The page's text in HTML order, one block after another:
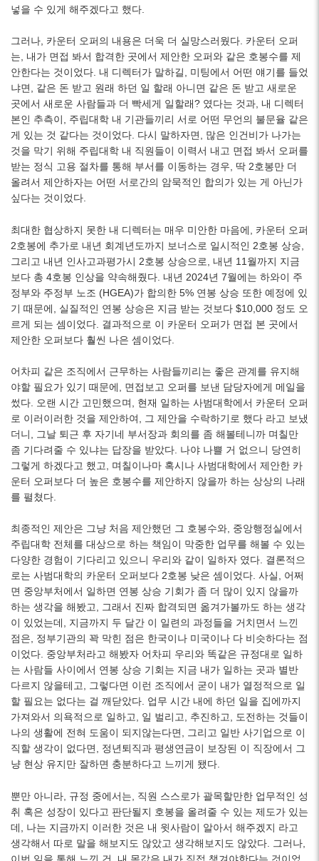
넣을 수 있게 해주겠다고 했다.
그러나, 카운터 오퍼의 내용은 더욱 더 실망스러웠다. 카운터 오퍼
는, 내가 면접 봐서 합격한 곳에서 제안한 오퍼와 같은 호봉수를 제
안한다는 것이었다. 내 디렉터가 말하길, 미팅에서 어떤 얘기를 들었
냐면, 같은 돈 받고 원래 하던 일 할래 아니면 같은 돈 받고 새로운
곳에서 새로운 사람들과 더 빡세게 일할래? 였다는 것과, 내 디렉터
본인 추측이, 주립대학 내 기관들끼리 서로 어떤 무언의 불문율 같은
게 있는 것 같다는 것이었다. 다시 말하자면, 많은 인건비가 나가는
것을 막기 위해 주립대학 내 직원들이 이력서 내고 면접 봐서 오퍼를
받는 정식 고용 절차를 통해 부서를 이동하는 경우, 딱 2호봉만 더
올려서 제안하자는 어떤 서로간의 암묵적인 합의가 있는 게 아닌가
싶다는 것이었다.
최대한 협상하지 못한 내 디렉터는 매우 미안한 마음에, 카운터 오퍼
2호봉에 추가로 내년 회계년도까지 보너스로 일시적인 2호봉 상승,
그리고 내년 인사고과평가시 2호봉 상승으로, 내년 11월까지 지금
보다 총 4호봉 인상을 약속해줬다. 내년 2024년 7월에는 하와이 주
정부와 주정부 노조 (HGEA)가 합의한 5% 연봉 상승 또한 예정에 있
기 때문에, 실질적인 연봉 상승은 지금 받는 것보다 $10,000 정도 오
르게 되는 셈이었다. 결과적으로 이 카운터 오퍼가 면접 본 곳에서
제안한 오퍼보다 훨씬 나은 셈이었다.
어차피 같은 조직에서 근무하는 사람들끼리는 좋은 관계를 유지해
야할 필요가 있기 때문에, 면접보고 오퍼를 보낸 담당자에게 메일을
썼다. 오랜 시간 고민했으며, 현재 일하는 사범대학에서 카운터 오퍼
로 이러이러한 것을 제안하여, 그 제안을 수락하기로 했다 라고 보냈
더니, 그날 퇴근 후 자기네 부서장과 회의를 좀 해볼테니까 며칠만
좀 기다려줄 수 있냐는 답장을 받았다. 나야 나쁠 거 없으니 당연히
그렇게 하겠다고 했고, 며칠이나마 혹시나 사범대학에서 제안한 카
운터 오퍼보다 더 높은 호봉수를 제안하지 않을까 하는 상상의 나래
를 펼쳤다.
최종적인 제안은 그냥 처음 제안했던 그 호봉수와, 중앙행정실에서
주립대학 전체를 대상으로 하는 책임이 막중한 업무를 해볼 수 있는
다양한 경험이 기다리고 있으니 우리와 같이 일하자 였다. 결론적으
로는 사범대학의 카운터 오퍼보다 2호봉 낮은 셈이었다. 사실, 어쩌
면 중앙부처에서 일하면 연봉 상승 기회가 좀 더 많이 있지 않을까
하는 생각을 해봤고, 그래서 진짜 합격되면 옮겨가볼까도 하는 생각
이 있었는데, 지금까지 두 달간 이 일련의 과정들을 거치면서 느낀
점은, 정부기관의 꽉 막힌 점은 한국이나 미국이나 다 비슷하다는 점
이었다. 중앙부처라고 해봤자 어차피 우리와 똑같은 규정대로 일하
는 사람들 사이에서 연봉 상승 기회는 지금 내가 일하는 곳과 별반
다르지 않을테고, 그렇다면 이런 조직에서 굳이 내가 열정적으로 일
할 필요는 없다는 걸 깨닫았다. 업무 시간 내에 하던 일을 집에까지
가져와서 의욕적으로 일하고, 일 벌리고, 추진하고, 도전하는 것들이
나의 생활에 전혀 도움이 되지않는다면, 그리고 일반 사기업으로 이
직할 생각이 없다면, 정년퇴직과 평생연금이 보장된 이 직장에서 그
냥 현상 유지만 잘하면 충분하다고 느끼게 됐다.
뿐만 아니라, 규정 중에서는, 직원 스스로가 괄목할만한 업무적인 성
취 혹은 성장이 있다고 판단될지 호봉을 올려줄 수 있는 제도가 있는
데, 나는 지금까지 이러한 것은 내 윗사람이 알아서 해주겠지 라고
생각해서 따로 말을 해보지도 않았고 생각해보지도 않았다. 그러나,
이번 일을 통해 느낀 건, 내 몸값은 내가 직접 챙겨야한다는 것이었